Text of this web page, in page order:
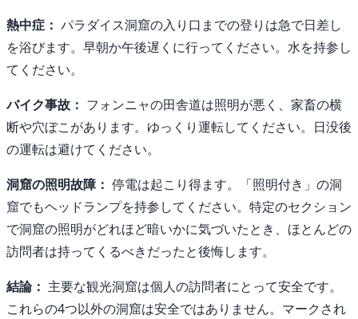
熱中症： パラダイス洞窟の入り口までの登りは急で日差し
を浴びます。早朝か午後遅くに行ってください。水を持参し
てください。
バイク事故： フォンニャの田舎道は照明が悪く、家畜の横
断や穴ぼこがあります。ゆっくり運転してください。日没後
の運転は避けてください。
洞窟の照明故障： 停電は起こり得ます。「照明付き」の洞
窟でもヘッドランプを持参してください。特定のセクション
で洞窟の照明がどれほど暗いかに気づいたとき、ほとんどの
訪問者は持ってくるべきだったと後悔します。
結論： 主要な観光洞窟は個人の訪問者にとって安全です。
これらの4つ以外の洞窟は安全ではありません。マークされ